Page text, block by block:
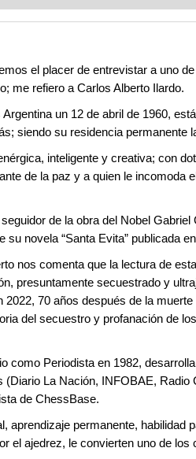
intelligently and with a more
ever before.
el placer de entrevistar a uno
me refiero a Carlos Alberto Ilardo.
un 12 de abril de 1960,
siendo su residencia permanente
inteligente y creativa; con
de la paz y a quien le incomoda
de la obra del Nobel
su novela “Santa Evita” publicada
nos comenta que la lectura de
presuntamente secuestrado y
2022, 70 años después de la
del secuestro y profanación de
como Periodista en 1982,
(Diario La Nación, INFOBAE,
de ChessBase.
aprendizaje permanente,
el ajedrez, le convierten uno de